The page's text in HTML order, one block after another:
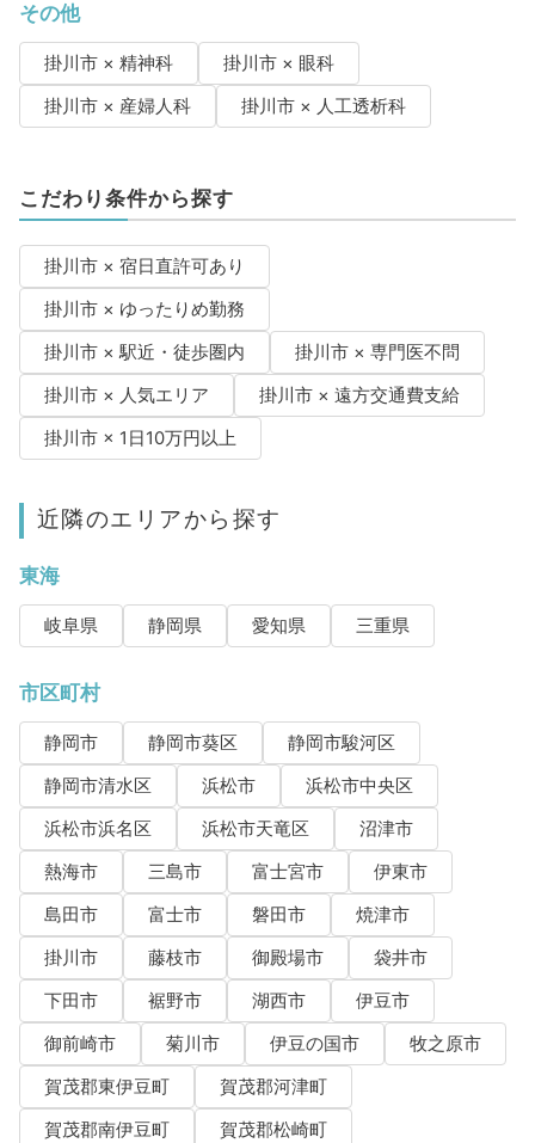
その他
掛川市 × 精神科
掛川市 × 眼科
掛川市 × 産婦人科
掛川市 × 人工透析科
こだわり条件から探す
掛川市 × 宿日直許可あり
掛川市 × ゆったりめ勤務
掛川市 × 駅近・徒歩圏内
掛川市 × 専門医不問
掛川市 × 人気エリア
掛川市 × 遠方交通費支給
掛川市 × 1日10万円以上
近隣のエリアから探す
東海
岐阜県 静岡県 愛知県 三重県
市区町村
静岡市 静岡市葵区
静岡市駿河区
静岡市清水区
浜松市
浜松市中央区
浜松市浜名区
浜松市天竜区
沼津市
熱海市
三島市 富士宮市
伊東市
島田市
富士市 磐田市
焼津市
掛川市
藤枝市 御殿場市
袋井市
下田市
裾野市 湖西市
伊豆市
御前崎市
菊川市 伊豆の国市
牧之原市
賀茂郡東伊豆町
賀茂郡河津町
賀茂郡南伊豆町
賀茂郡松崎町